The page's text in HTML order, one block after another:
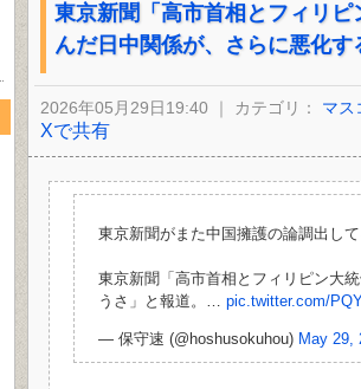
東京新聞「高市首相とフィリ
んだ日中関係が、さらに悪化す
2026年05月29日19:40 ｜ カテゴリ： マス
Xで共有
東京新聞がまた中国擁護の論調出して
東京新聞「高市首相とフィリピン大
うさ」と報道。… pic.twitter.com/
— 保守速 (@hoshusokuhou) May 29,